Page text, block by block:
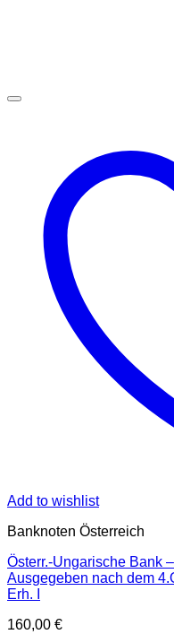
Add to wishlist
Banknoten Österreich
Österr.-Ungarische Bank
Ausgegeben nach dem
Erh. I
160,00 €